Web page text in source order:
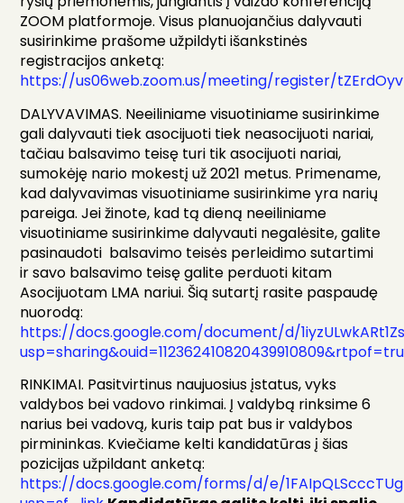
ZOOM platformoje. Visus planuojančius dalyvauti
susirinkime prašome užpildyti išankstinės
registracijos anketą:
https://us06web.zoom.us/meeting/register/
DALYVAVIMAS. Neeiliniame visuotiniame susirinkime
gali dalyvauti tiek asocijuoti tiek neasocijuoti nariai,
tačiau balsavimo teisę turi tik asocijuoti nariai,
sumokėję nario mokestį už 2021 metus. Primename,
kad dalyvavimas visuotiniame susirinkime yra narių
pareiga. Jei žinote, kad tą dieną neeiliniame
visuotiniame susirinkime dalyvauti negalėsite, galite
pasinaudoti balsavimo teisės perleidimo sutartimi
ir savo balsavimo teisę galite perduoti kitam
Asocijuotam LMA nariui. Šią sutartį rasite paspaudę
nuorodą:
https://docs.google.com/document/d/
RINKIMAI. Pasitvirtinus naujuosius įstatus, vyks
valdybos bei vadovo rinkimai. Į valdybą rinksime 6
narius bei vadovą, kuris taip pat bus ir valdybos
pirmininkas. Kviečiame kelti kandidatūras į šias
pozicijas užpildant anketą:
https://docs.google.com/forms/d/e/